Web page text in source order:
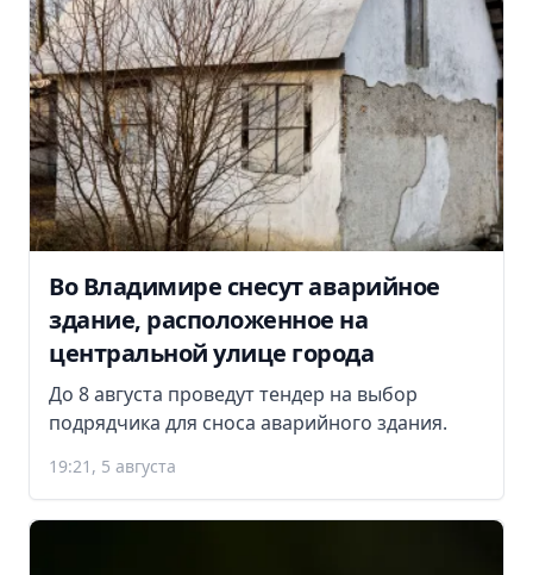
Во Владимире снесут аварийное
здание, расположенное на
центральной улице города
До 8 августа проведут тендер на выбор
подрядчика для сноса аварийного здания.
19:21, 5 августа